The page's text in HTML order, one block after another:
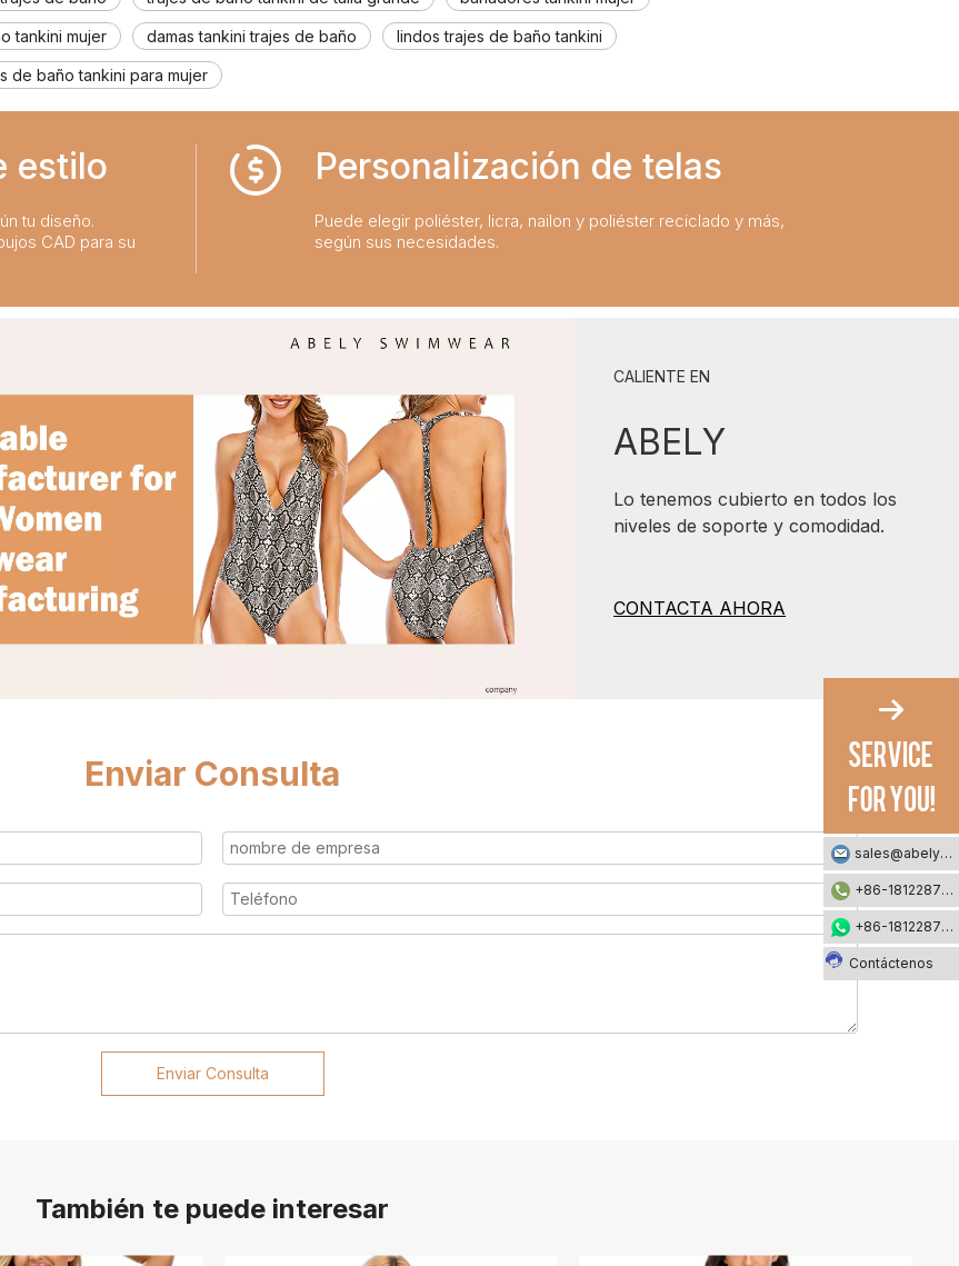
tankini mujer damas tankini trajes de baño lindos trajes de baño tankini
de baño tankini para mujer
estilo
tu diseño.
CAD para su
Personalización de telas
Puede elegir poliéster, licra, nailon y poliéster reciclado y más,
según sus necesidades.
CALIENTE EN
ABELY
Lo tenemos cubierto en todos los
niveles de soporte y comodidad.
CONTACTA AHORA
Enviar Consulta
Enviar Consulta
También te puede interesar
sales@abelyfashion.com
+86-18122871002
+86-18122871002
Contáctenos